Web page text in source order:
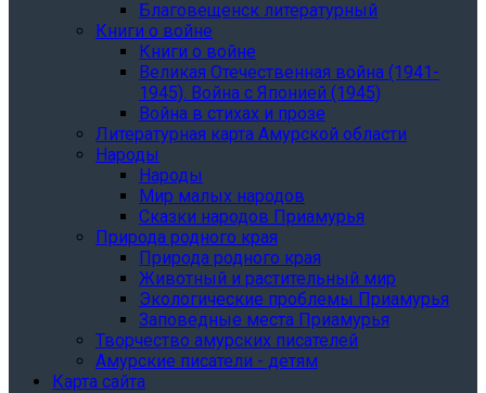
Благовещенск литературный
Книги о войне
Книги о войне
Великая Отечественная война (1941-
1945). Война с Японией (1945)
Война в стихах и прозе
Литературная карта Амурской области
Народы
Народы
Мир малых народов
Сказки народов Приамурья
Природа родного края
Природа родного края
Животный и растительный мир
Экологические проблемы Приамурья
Заповедные места Приамурья
Творчество амурских писателей
Амурские писатели - детям
Карта сайта